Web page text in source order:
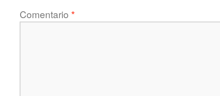
Comentario *